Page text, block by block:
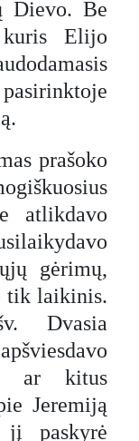
Dievo. Be
Elijo
prašoko
atlikdavo
gėrimų,
tik laikinis.
Dvasia
ar kitus
Jeremiją
jį paskyrė